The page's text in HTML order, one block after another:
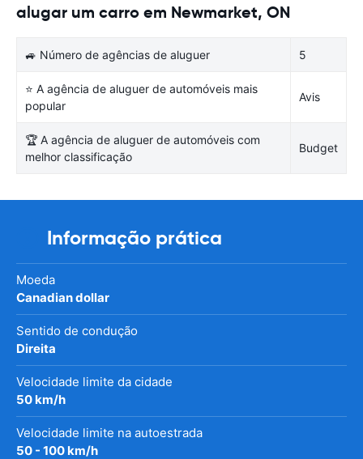
alugar um carro em Newmarket, ON
🚙 Número de agências de aluguer 5
⭐ A agência de aluguer de automóveis mais
popular
Avis
🏆 A agência de aluguer de automóveis com
melhor classificação
Budget
Informação prática
Moeda
Canadian dollar
Sentido de condução
Direita
Velocidade limite da cidade
50 km/h
Velocidade limite na autoestrada
50 - 100 km/h